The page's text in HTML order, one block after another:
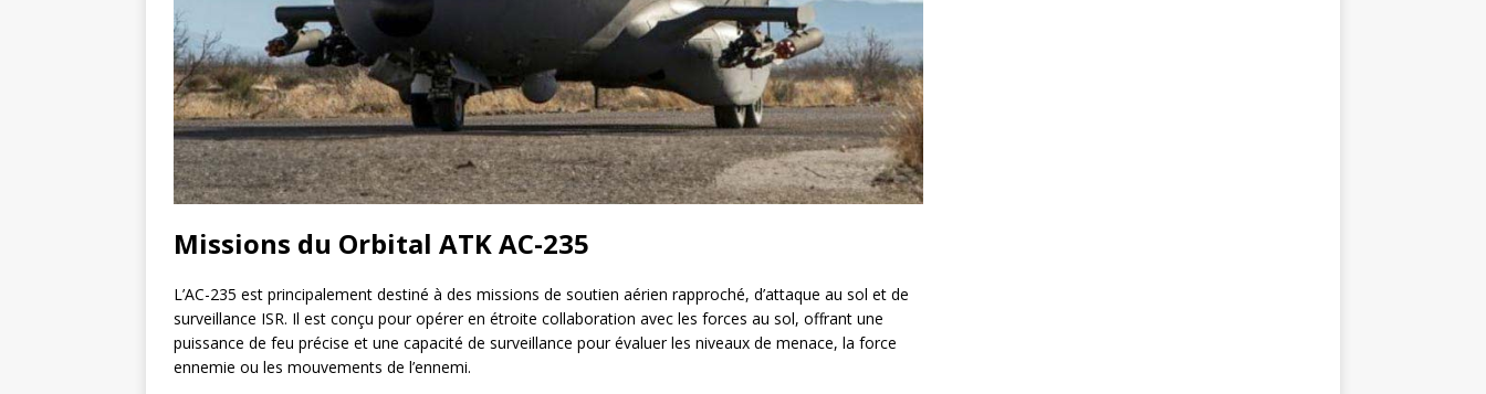
Missions du Orbital ATK AC-235
L’AC-235 est principalement destiné à des missions de soutien aérien rapproché, d’attaque au sol et de
surveillance ISR. Il est conçu pour opérer en étroite collaboration avec les forces au sol, offrant une
puissance de feu précise et une capacité de surveillance pour évaluer les niveaux de menace, la force
ennemie ou les mouvements de l’ennemi.